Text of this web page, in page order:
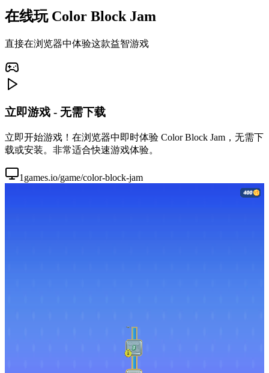
在线玩 Color Block Jam
直接在浏览器中体验这款益智游戏
立即游戏 - 无需下载
立即开始游戏！在浏览器中即时体验 Color Block Jam，无需下
载或安装。非常适合快速游戏体验。
1games.io/game/color-block-jam